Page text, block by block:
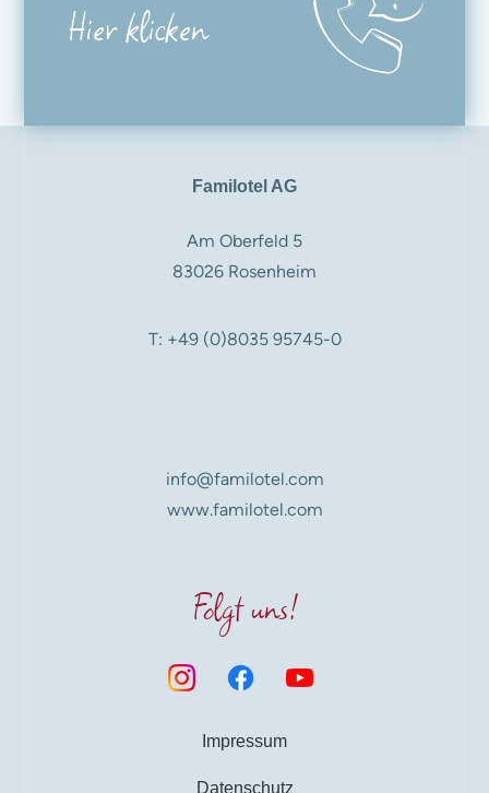
Hier klicken
Familotel AG
Am Oberfeld 5
83026 Rosenheim
T: +49 (0)8035 95745-0
info@familotel.com
www.familotel.com
Folgt uns!
Impressum
Datenschutz